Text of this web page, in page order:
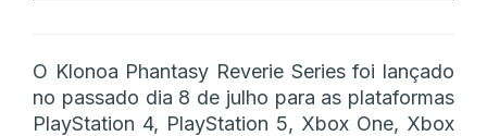
O Klonoa Phantasy Reverie Series foi lançado
no passado dia 8 de julho para as plataformas
PlayStation 4, PlayStation 5, Xbox One, Xbox